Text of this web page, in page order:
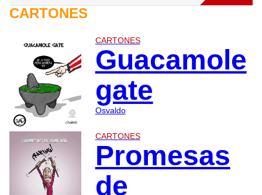
CARTONES
CARTONES
Guacamole
gate
Osvaldo
CARTONES
Promesas
de